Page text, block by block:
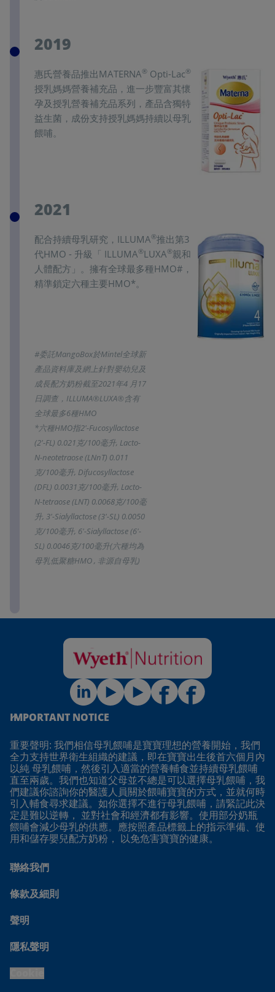
2019
惠氏營養品推出MATERNA® Opti-Lac®
授乳媽媽營養補充品，進一步豐富其懷
孕及授乳營養補充品系列，產品含獨特
益生菌，成份支持授乳媽媽持續以母乳
餵哺。
2021
配合持續母乳研究，ILLUMA®推出第3
代HMO - 升級「 ILLUMA®LUXA®親和
人體配方」。擁有全球最多種HMO#，
精準鎖定六種主要HMO*。
#委託MangoBox於Mintel全球新
產品資料庫及網上針對嬰幼兒及
成長配方奶粉截至2021年4 月17
日調查，ILLUMA®LUXA®含有
全球最多6種HMO
*六種HMO指2'-Fucosyllactose
(2'-FL) 0.021克/100毫升, Lacto-
N-neotetraose (LNnT) 0.011
克/100毫升, Difucosyllactose
(DFL) 0.0031克/100毫升, Lacto-
N-tetraose (LNT) 0.0068克/100毫
升, 3'-Sialyllactose (3'-SL) 0.0050
克/100毫升, 6'-Sialyllactose (6'-
SL) 0.0046克/100毫升(六種均為
母乳低聚糖HMO , 非源自母乳)
IMPORTANT NOTICE
重要聲明: 我們相信母乳餵哺是寶寶理想的營養開始，我們
全力支持世界衛生組織的建議，即在寶寶出生後首六個月內
以純 母乳餵哺，然後引入適當的營養輔食並持續母乳餵哺
直至兩歲。我們也知道父母並不總是可以選擇母乳餵哺，我
們建議你諮詢你的醫護人員關於餵哺寶寶的方式，並就何時
引入輔食尋求建議。如你選擇不進行母乳餵哺，請緊記此決
定是難以逆轉， 並對社會和經濟都有影響。使用部分奶瓶
餵哺會減少母乳的供應。應按照產品標籤上的指示準備、使
用和儲存嬰兒配方奶粉， 以免危害寶寶的健康。
聯絡我們
條款及細則
聲明
隱私聲明